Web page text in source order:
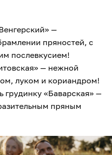
—
пряностей, с
послевкусием!
— нежной
луком и кориандром!
грудинку «Баварская» —
пряным